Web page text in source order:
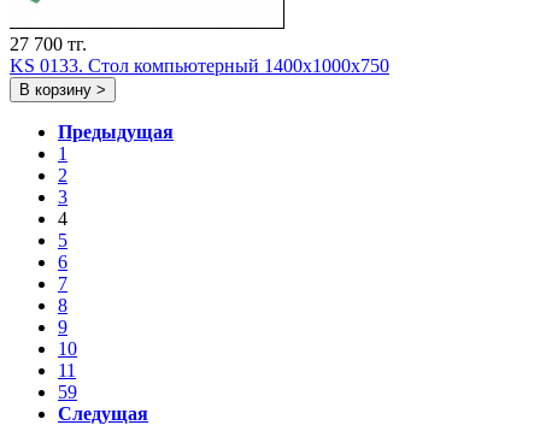
27 700 тг.
KS 0133. Стол компьютерный 1400х1000х750
В корзину >
Предыдущая
1
2
3
4
5
6
7
8
9
10
11
59
Следущая